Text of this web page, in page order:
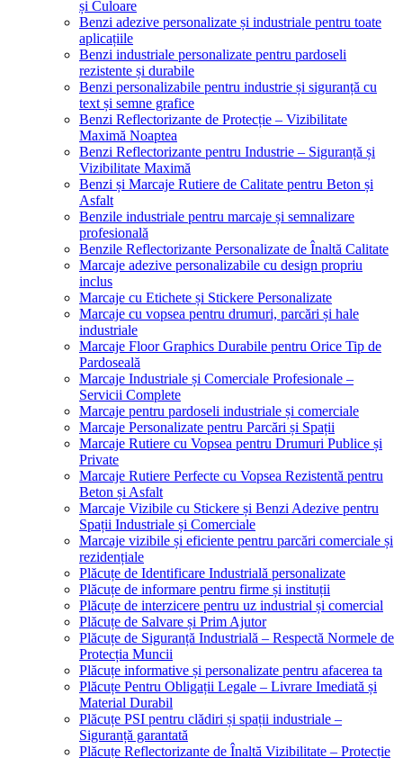
și Culoare
Benzi adezive personalizate și industriale pentru toate
aplicațiile
Benzi industriale personalizate pentru pardoseli
rezistente și durabile
Benzi personalizabile pentru industrie și siguranță cu
text și semne grafice
Benzi Reflectorizante de Protecție – Vizibilitate
Maximă Noaptea
Benzi Reflectorizante pentru Industrie – Siguranță și
Vizibilitate Maximă
Benzi și Marcaje Rutiere de Calitate pentru Beton și
Asfalt
Benzile industriale pentru marcaje și semnalizare
profesională
Benzile Reflectorizante Personalizate de Înaltă Calitate
Marcaje adezive personalizabile cu design propriu
inclus
Marcaje cu Etichete și Stickere Personalizate
Marcaje cu vopsea pentru drumuri, parcări și hale
industriale
Marcaje Floor Graphics Durabile pentru Orice Tip de
Pardoseală
Marcaje Industriale și Comerciale Profesionale –
Servicii Complete
Marcaje pentru pardoseli industriale și comerciale
Marcaje Personalizate pentru Parcări și Spații
Marcaje Rutiere cu Vopsea pentru Drumuri Publice și
Private
Marcaje Rutiere Perfecte cu Vopsea Rezistentă pentru
Beton și Asfalt
Marcaje Vizibile cu Stickere și Benzi Adezive pentru
Spații Industriale și Comerciale
Marcaje vizibile și eficiente pentru parcări comerciale și
rezidențiale
Plăcuțe de Identificare Industrială personalizate
Plăcuțe de informare pentru firme și instituții
Plăcuțe de interzicere pentru uz industrial și comercial
Plăcuțe de Salvare și Prim Ajutor
Plăcuțe de Siguranță Industrială – Respectă Normele de
Protecția Muncii
Plăcuțe informative și personalizate pentru afacerea ta
Plăcuțe Pentru Obligații Legale – Livrare Imediată și
Material Durabil
Plăcuțe PSI pentru clădiri și spații industriale –
Siguranță garantată
Plăcuțe Reflectorizante de Înaltă Vizibilitate – Protecție